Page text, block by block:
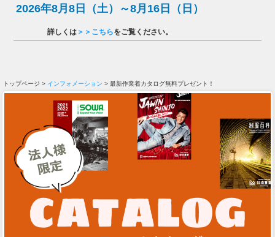
2026年8月8日（土）～8月16日（日）
詳しくは ＞＞こちらをご覧ください。
トップページ > インフォメーション > 最新作業着カタログ無料プレゼント！